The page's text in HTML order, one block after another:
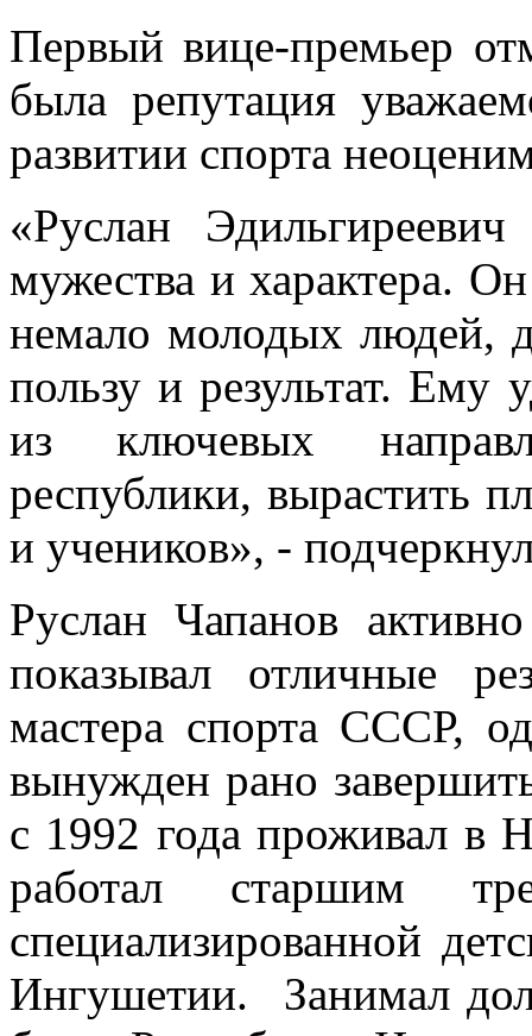
Первый вице-премьер
была репутация
развитии спорта
«Руслан
мужества и характера.
немало молодых людей,
пользу и результат. Ему
из ключевых
республики, вырастить
и учеников», -
Руслан Чапанов
показывал отличные
мастера спорта СССР,
вынужден рано
с 1992 года проживал в
работал старшим
специализированной
Ингушетии. Занимал